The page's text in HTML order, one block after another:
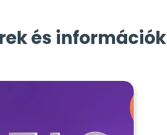
és információk